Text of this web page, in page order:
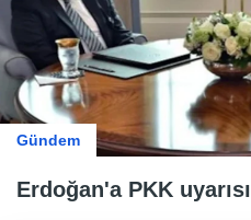
Gündem
Erdoğan'a PKK uyarısı